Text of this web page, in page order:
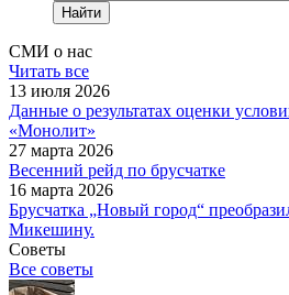
Найти
СМИ о нас
Читать все
13 июля 2026
Данные о результатах оценки
«Монолит»
27 марта 2026
Весенний рейд по брусчатке
16 марта 2026
Брусчатка „Новый город“
Микешину.
Советы
Все советы